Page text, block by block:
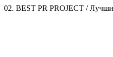
02. BEST PR PROJECT /